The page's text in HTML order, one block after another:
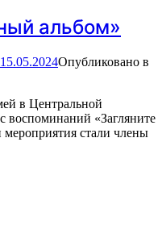
альбом»
15.05.2024Опубликовано в
в Центральной
воспоминаний «Загляните
стали члены